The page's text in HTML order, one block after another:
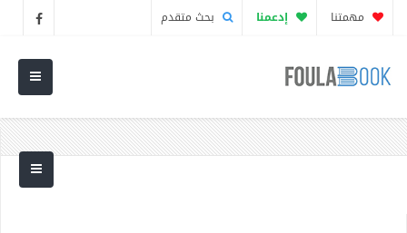
مهمتنا إدعمنا بحث متقدم